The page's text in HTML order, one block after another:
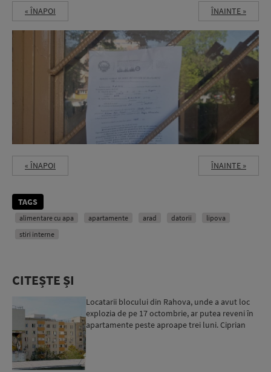
« ÎNAPOI ÎNAINTE »
« ÎNAPOI ÎNAINTE »
TAGS
alimentare cu apa apartamente arad datorii
lipova
stiri interne
CITEȘTE ȘI
Locatarii blocului din Rahova, unde a avut loc
explozia de pe 17 octombrie, ar putea reveni în
apartamente peste aproape trei luni. Ciprian